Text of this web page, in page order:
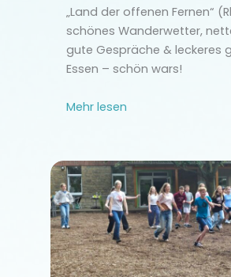
„Land der offenen Fernen“
schönes Wanderwetter,
gute Gespräche & leckeres
Essen – schön wars!
Mehr lesen